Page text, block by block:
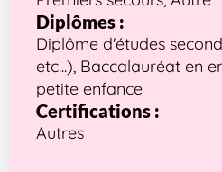
Diplômes :
Diplôme d'études
etc...), Baccalauréat en
petite enfance
Certifications :
Autres